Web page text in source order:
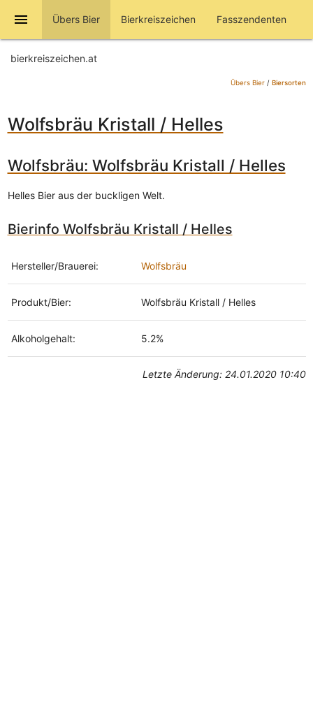
menu Übers Bier Bierkreiszeichen Fasszendenten
bierkreiszeichen.at
Übers Bier/ Biersorten
Wolfsbräu Kristall / Helles
Wolfsbräu: Wolfsbräu Kristall / Helles
Helles Bier aus der buckligen Welt.
Bierinfo Wolfsbräu Kristall / Helles
Hersteller/Brauerei: Wolfsbräu
Produkt/Bier: Wolfsbräu Kristall / Helles
Alkoholgehalt: 5.2%
Letzte Änderung: 24.01.2020 10:40